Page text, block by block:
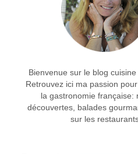
Bienvenue sur le blog
Retrouvez ici ma passion
la gastronomie française:
découvertes, balades
sur les